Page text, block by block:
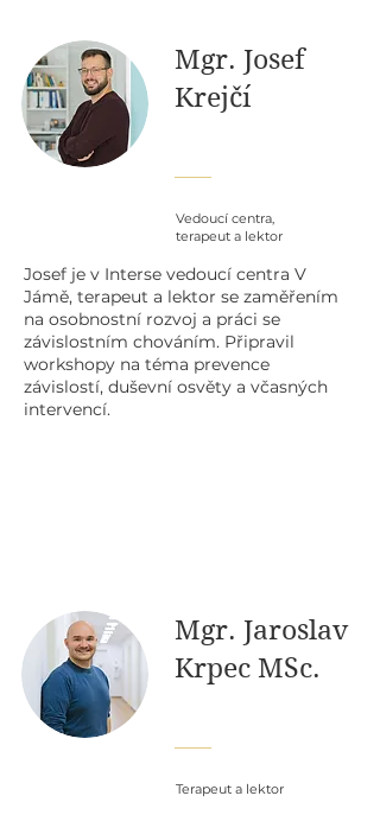
Mgr. Josef
Krejčí
Vedoucí centra,
terapeut a lektor
Josef je v Interse vedoucí centra V
Jámě, terapeut a lektor se zaměřením
na osobnostní rozvoj a práci se
závislostním chováním. Připravil
workshopy na téma prevence
závislostí, duševní osvěty a včasných
intervencí.
Mgr. Jaroslav
Krpec MSc.
Terapeut a lektor